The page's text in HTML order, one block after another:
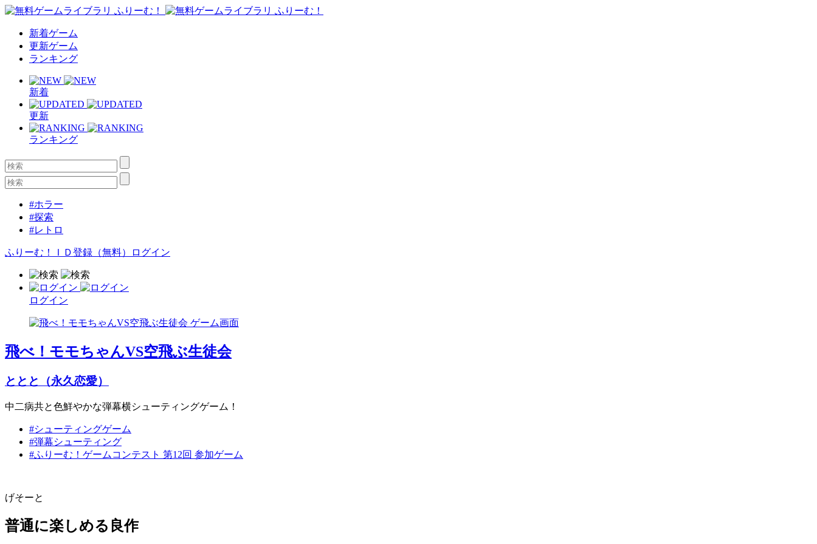
新着ゲーム
更新ゲーム
ランキング
新着
更新
ランキング
#ホラー
#探索
#レトロ
ふりーむ！ＩＤ登録（無料） ログイン
ログイン
飛べ！モモちゃんVS空飛ぶ生徒会
ととと（永久恋愛）
中二病共と色鮮やかな弾幕横シューティングゲーム！
#シューティングゲーム
#弾幕シューティング
#ふりーむ！ゲームコンテスト 第12回 参加ゲーム
げそーと
普通に楽しめる良作